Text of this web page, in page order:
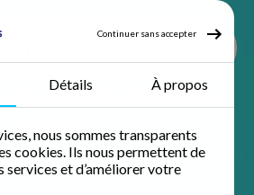
Continuer sans accepter
Détails À propos
nous sommes transparents
cookies. Ils nous permettent de
services et d’améliorer votre
domicile à Nîmes
Nord